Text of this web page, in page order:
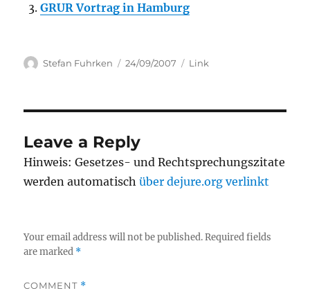
GRUR Vortrag in Hamburg
Author
Stefan Fuhrken
Posted
24/09/2007 Categories
Link
Leave a Reply
Hinweis: Gesetzes- und Rechtsprechungszitate
werden automatischüber dejure.org verlinkt
Your email address will not be published. Required fields
are marked *
COMMENT *